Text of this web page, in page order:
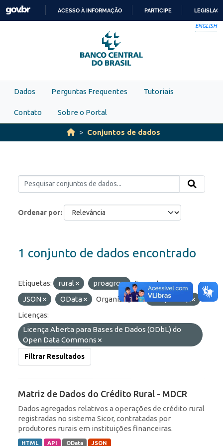
Skip to main content
PARA
O
CONTEÚDO
ACESSO À INFORMAÇÃO PARTICIPE
ENGLISH
Dados Perguntas Frequentes Tutoriais
Contato Sobre o Portal
Conjuntos de dados
Ordenar por
1 conjunto de dados encontrado
Etiquetas: rural proagro
Formatos:
JSON
OData Organizações:
BCB/Derop
Licenças:
Licença Aberta para Bases de Dados (ODbL) do
Open Data Commons
Filtrar Resultados
Matriz de Dados do Crédito Rural - MDCR
Dados agregados relativos a operações de crédito rural
registradas no sistema Sicor, contratadas por
produtores rurais em instituições financeiras.
HTML API OData JSON